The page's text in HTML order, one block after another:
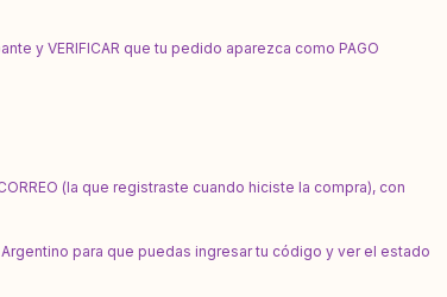
y VERIFICAR que tu pedido aparezca como PAGO
(la que registraste cuando hiciste la compra), con
para que puedas ingresar tu código y ver el estado